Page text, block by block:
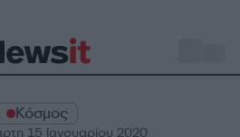
Κόσμος
15 Ιανουαρίου 2020